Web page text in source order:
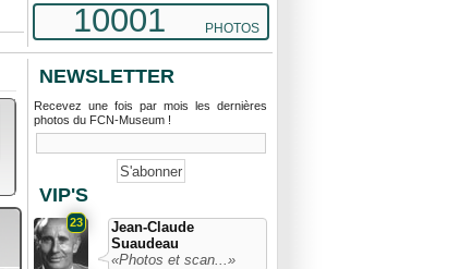
10001 PHOTOS
NEWSLETTER
Recevez une fois par mois les dernières
photos du FCN-Museum !
VIP'S
23
Jean-Claude
Suaudeau
«Photos et scan...»